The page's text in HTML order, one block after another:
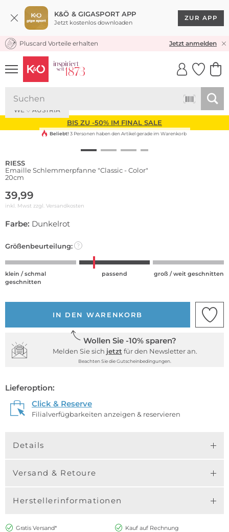
K&Ö & GIGASPORT APP
Jetzt kostenlos downloaden
ZUR APP
KOSTENLOSER VERSAND* & RÜCKVERSAND
Pluscard Vorteile erhalten Jetzt anmelden
UNSERE APP
CLICK &
BIS ZU -50% IM FINAL SALE
WE ♡ AUSTRIA
Beliebt! 3 Personen haben den Artikel gerade im Warenkorb
RIESS
Emaille Schlemmerpfanne "Classic - Color"
20cm
39,99
inkl. Mwst zzgl. Versandkosten
Farbe: Dunkelrot
Größenbeurteilung: ?
klein / schmal
geschnitten
passend groß / weit geschnitten
IN DEN WARENKORB
Wollen Sie -10% sparen?
Melden Sie sich jetzt für den Newsletter an.
Beachten Sie die Gutscheinbedingungen.
Lieferoption:
Click & Reserve
Filialverfügbarkeiten anzeigen & reservieren
Details
Versand & Retoure
Herstellerinformationen
Gratis Versand*
Kauf auf Rechnung